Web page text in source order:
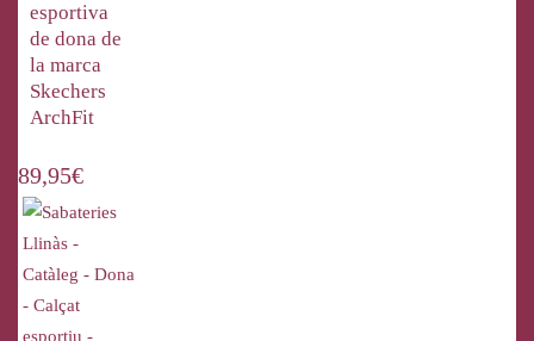
esportiva
de dona de
la marca
Skechers
ArchFit
89,95€